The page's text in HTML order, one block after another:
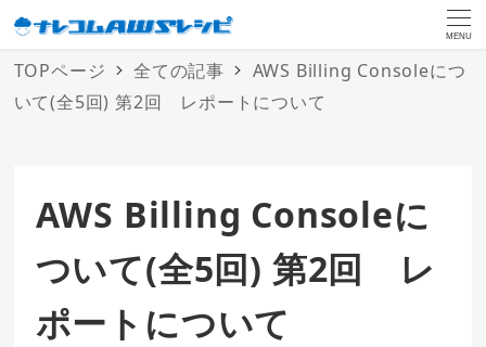
MENU
TOPページ 全ての記事
AWS Billing Consoleにつ
いて(全5回) 第2回 レポートについて
AWS Billing Consoleに
ついて(全5回) 第2回 レ
ポートについて